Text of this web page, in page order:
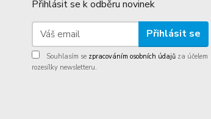
Přihlásit se k odběru novinek
Přihlásit se
Souhlasím se zpracováním osobních údajů za účelem
rozesílky newsletteru.